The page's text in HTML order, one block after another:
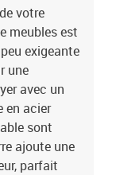
votre
meubles est
exigeante
une
avec un
en acier
sont
ajoute une
parfait